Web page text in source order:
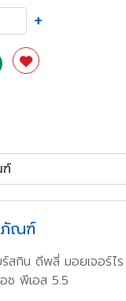
+
ภัณฑ์
ร์สกิน ดีพลี่ มอยเจอร์ไร
พีเอส 5.5